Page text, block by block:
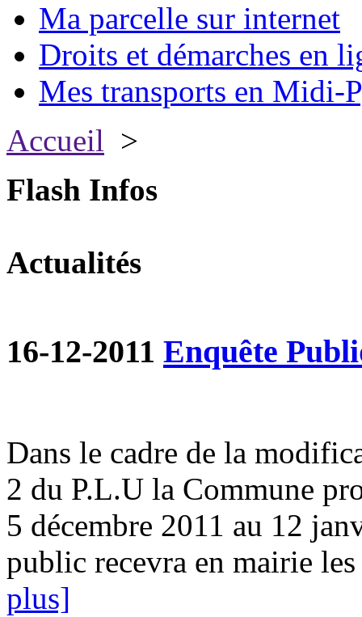
Ma parcelle sur internet
Droits et démarches en
Mes transports en Midi-
Accueil >
Flash Infos
Actualités
16-12-2011 Enquête
Dans le cadre de la
2 du P.L.U la Commune
5 décembre 2011 au 12
public recevra en mairie
plus]